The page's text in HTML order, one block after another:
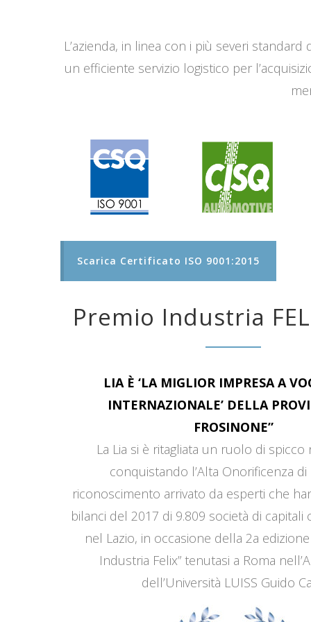
L’azienda, in linea con i più severi
un efficiente servizio logistico per
Scarica Certificato ISO 9001:2015
Premio Industria
LIA È ‘LA MIGLIOR IMPRESA A
INTERNAZIONALE’ DELLA
FROSINONE”
La Lia si è ritagliata un ruolo di
conquistando l’Alta Onorificenza di
riconoscimento arrivato da esperti che
bilanci del 2017 di 9.809 società di capitali
nel Lazio, in occasione della 2a
Industria Felix” tenutasi a Roma
dell’Università LUISS Guido